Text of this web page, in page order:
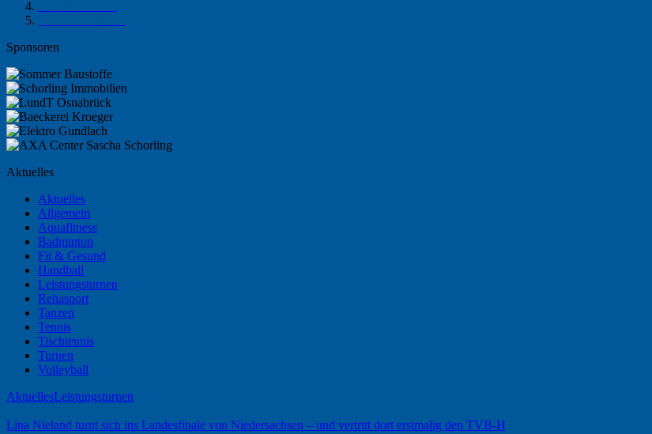
Sponsoren
Aktuelles
Aktuelles
Allgemein
Aquafitness
Badminton
Fit & Gesund
Handball
Leistungsturnen
Rehasport
Tanzen
Tennis
Tischtennis
Turnen
Volleyball
AktuellesLeistungsturnen
Lina Nieland turnt sich ins Landesfinale von Niedersachsen – und vertritt dort erstmalig den TVB-H